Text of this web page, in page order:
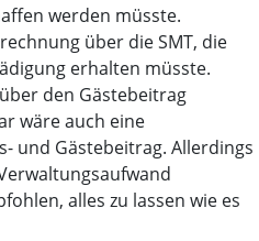
werden müsste.
über die SMT, die
erhalten müsste.
den Gästebeitrag
wäre auch eine
und Gästebeitrag. Allerdings
alles zu lassen wie es